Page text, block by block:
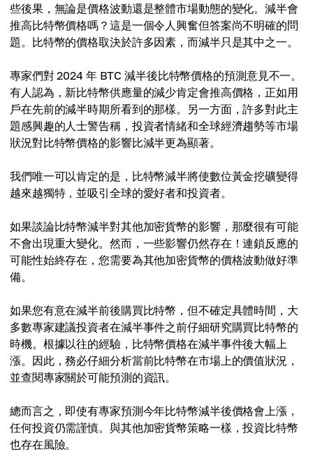
些後果，無論是價格波動還是整體市場動態的變化。減半會
推高比特幣價格嗎？這是一個令人興奮但答案尚不明確的問
題。比特幣的價格取決於許多因素，而減半只是其中之一。
專家們對 2024 年 BTC 減半後比特幣價格的預測意見不一。
有人認為，新比特幣供應量的減少肯定會推高價格，正如用
戶在先前的減半時期所看到的那樣。另一方面，許多對此主
題感興趣的人士警告稱，投資者情緒和全球經濟趨勢等市場
狀況對比特幣價格的影響比減半更為顯著。
我們唯一可以肯定的是，比特幣減半將使數位黃金挖礦變得
越來越獨特，並吸引全球的愛好者和投資者。
如果談論比特幣減半對其他加密貨幣的影響，那麼很有可能
不會出現重大變化。然而，一些影響仍然存在！連鎖反應的
可能性始終存在，您需要為其他加密貨幣的價格波動做好準
備。
如果您有意在減半前後購買比特幣，但不確定具體時間，大
多數專家建議投資者在減半事件之前仔細研究購買比特幣的
時機。根據以往的經驗，比特幣價格在減半事件後大幅上
漲。因此，務必仔細分析當前比特幣在市場上的價值狀況，
並查閱專家關於可能預測的資訊。
總而言之，即使有專家預測今年比特幣減半後價格會上漲，
任何投資仍需謹慎。與其他加密貨幣策略一樣，投資比特幣
也存在風險。